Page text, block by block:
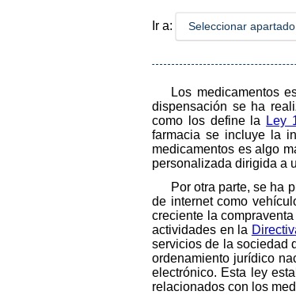
Ir a: Seleccionar apartado
Los medicamentos
dispensación se ha
como los define la
Ley
farmacia se incluye la
medicamentos es algo
personalizada dirigida a
Por otra parte, se ha
de internet como
creciente la
actividades en la
servicios de la sociedad
ordenamiento jurídico
electrónico. Esta ley
relacionados con los